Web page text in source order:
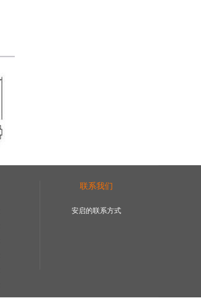
联系我们
安启的联系方式